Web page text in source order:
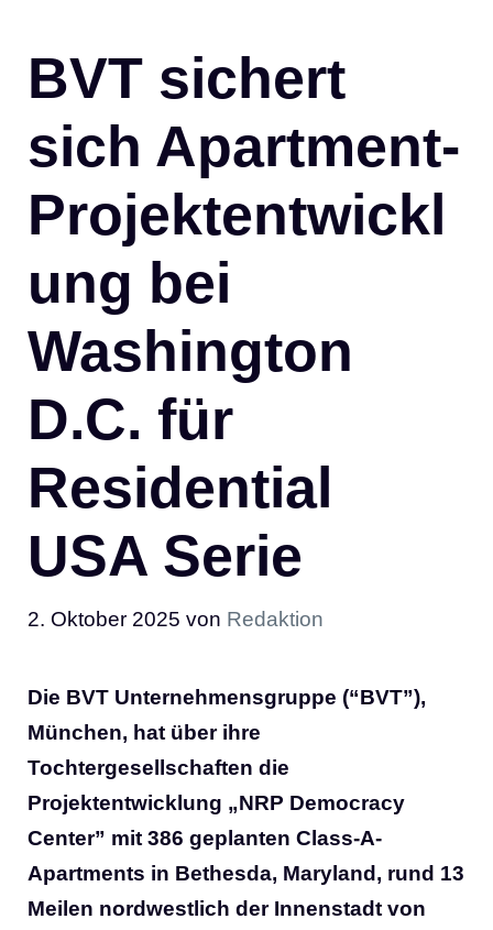
BVT sichert
sich Apartment-
Projektentwickl
ung bei
Washington
D.C. für
Residential
USA Serie
2. Oktober 2025 von Redaktion
Die BVT Unternehmensgruppe (“BVT”),
München, hat über ihre
Tochtergesellschaften die
Projektentwicklung „NRP Democracy
Center” mit 386 geplanten Class-A-
Apartments in Bethesda, Maryland, rund 13
Meilen nordwestlich der Innenstadt von